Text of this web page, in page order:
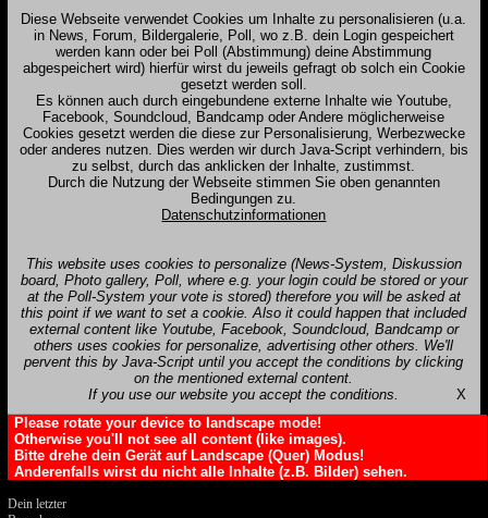
Diese Webseite verwendet Cookies um Inhalte zu personalisieren (u.a.
in News, Forum, Bildergalerie, Poll, wo z.B. dein Login gespeichert
werden kann oder bei Poll (Abstimmung) deine Abstimmung
abgespeichert wird) hierfür wirst du jeweils gefragt ob solch ein Cookie
gesetzt werden soll.
Es können auch durch eingebundene externe Inhalte wie Youtube,
Facebook, Soundcloud, Bandcamp oder Andere möglicherweise
Cookies gesetzt werden die diese zur Personalisierung, Werbezwecke
oder anderes nutzen. Dies werden wir durch Java-Script verhindern, bis
zu selbst, durch das anklicken der Inhalte, zustimmst.
Durch die Nutzung der Webseite stimmen Sie oben genannten
Bedingungen zu.
Datenschutzinformationen
This website uses cookies to personalize (News-System, Diskussion
board, Photo gallery, Poll, where e.g. your login could be stored or your
at the Poll-System your vote is stored) therefore you will be asked at
this point if we want to set a cookie. Also it could happen that included
external content like Youtube, Facebook, Soundcloud, Bandcamp or
others uses cookies for personalize, advertising other others. We'll
pervent this by Java-Script until you accept the conditions by clicking
on the mentioned external content.
If you use our website you accept the conditions.
X
Please rotate your device to landscape mode!
Otherwise you'll not see all content (like images).
Bitte drehe dein Gerät auf Landscape (Quer) Modus!
Anderenfalls wirst du nicht alle Inhalte (z.B. Bilder) sehen.
Dein letzter